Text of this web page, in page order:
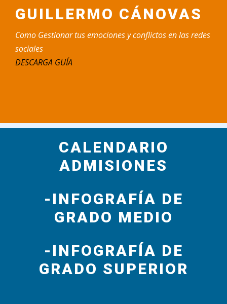
GUILLERMO CÁNOVAS
Como Gestionar tus emociones y conflictos en las redes
sociales
DESCARGA GUÍA
CALENDARIO
ADMISIONES
-INFOGRAFÍA DE
GRADO MEDIO
-INFOGRAFÍA DE
GRADO SUPERIOR